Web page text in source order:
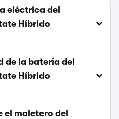
eléctrica del
Híbrido
de la batería del
Híbrido
el maletero del